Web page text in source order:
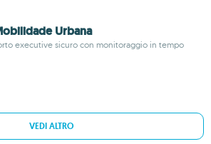
Urbana
executive sicuro con monitoraggio in tempo
VEDI ALTRO